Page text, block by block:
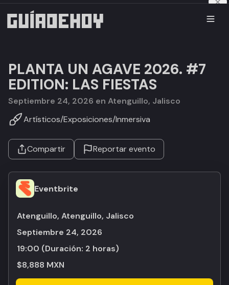
PLANTA UN AGAVE 2026. #7
EDITION: LAS FIESTAS
septiembre 24, 2026 en Atenguillo, Jalisco
Artísticos/Exposiciones/Inmersiva
Compartir Reportar evento
Eventbrite
Atenguillo, Atenguillo, Jalisco
septiembre 24, 2026
19:00 (Duración: 2 horas)
$8,888 MXN